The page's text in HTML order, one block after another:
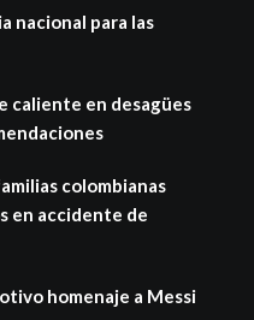
nacional para las
caliente en desagües
colombianas
en accidente de
homenaje a Messi